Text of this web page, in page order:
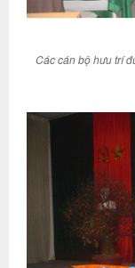
Các cán bộ hưu trí